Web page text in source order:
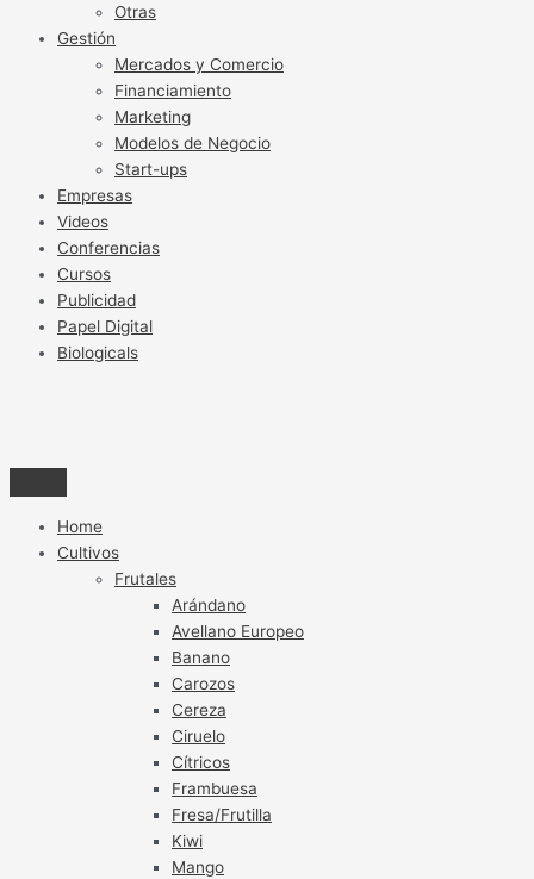
Otras
Gestión
Mercados y Comercio
Financiamiento
Marketing
Modelos de Negocio
Start-ups
Empresas
Videos
Conferencias
Cursos
Publicidad
Papel Digital
Biologicals
Home
Cultivos
Frutales
Arándano
Avellano Europeo
Banano
Carozos
Cereza
Ciruelo
Cítricos
Frambuesa
Fresa/Frutilla
Kiwi
Mango